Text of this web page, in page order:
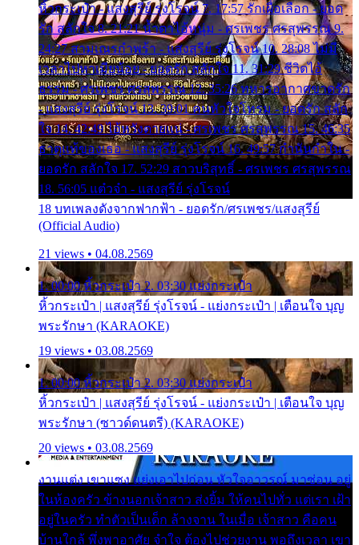
หิ้วกระเป๋า - แสงสุรีย์ รุ่งโรจน์ 7. 17:57 รักเผื่อเลือก - ยอด
รัก สลักใจ 8. 21:21 น้ำตาไอ้หนุ่ม - ศรเพชร ศรสุพรรณ 9.
24:27 สามเณรกำพร้า - แสงสุรีย์ รุ่งโรจน์ 10. 28:08 ไม่มี
เวลาไปหาเมียน้อย - ยอดรัก สลักใจ 11. 31:29 ชีวิตไอ้
ธรรม - ศรเพชร ศรสุพรรณ 12. 35:26 ทหารอากาศขาดรัก
- แสงสุรีย์ รุ่งโรจน์ 13. 39:01 คนหัวใจโทรม - ยอดรัก สลัก
ใจ 14. 42:49 ไอ้หวังตายแน่ - ศรเพชร ศรสุพรรณ 15. 46:35
ธาตุแท้ของเธอ - แสงสุรีย์ รุ่งโรจน์ 16. 49:57 กำนันกำใน -
ยอดรัก สลักใจ 17. 52:29 สาวบริสุทธิ์ - ศรเพชร ศรสุพรรณ
18. 56:05 แต๋วจ๋า - แสงสุรีย์ รุ่งโรจน์
18 บทเพลงดังจากฟากฟ้า - ยอดรัก/ศรเพชร/แสงสุรีย์
(Official Audio)
21 views • 04.08.2569
1. 00:00 หิ้วกระเป๋า 2. 03:30 แย่งกระเป๋า
หิ้วกระเป๋า | แสงสุรีย์ รุ่งโรจน์ - แย่งกระเป๋า | เตือนใจ บุญ
พระรักษา (KARAOKE)
19 views • 03.08.2569
1. 00:00 หิ้วกระเป๋า 2. 03:30 แย่งกระเป๋า
หิ้วกระเป๋า | แสงสุรีย์ รุ่งโรจน์ - แย่งกระเป๋า | เตือนใจ บุญ
พระรักษา (ซาวด์ดนตรี) (KARAOKE)
20 views • 03.08.2569
งานแต่ง เขาแซง แย่งเอาไปก่อน หัวใจอาวรณ์ มาซ่อน อยู่
ในห้องครัว ข้างนอกเจ้าสาว ส่งยิ้ม ให้คนไปทั่ว แต่เรา เฝ้า
อยู่ในครัว ทำตัวเป็นเด็ก ล้างจาน ในเมื่อ เจ้าสาว คือคน
บ้านใกล้ พึ่งพาอาศัย จำใจ ต้องไปช่วยงาน พอถึงเวลา เขา